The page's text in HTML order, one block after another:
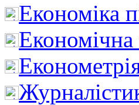
Економіка
Економічна